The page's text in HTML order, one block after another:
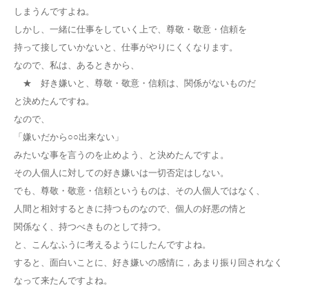
しまうんですよね。
しかし、一緒に仕事をしていく上で、尊敬・敬意・信頼を
持って接していかないと、仕事がやりにくくなります。
なので、私は、あるときから、
★ 好き嫌いと、尊敬・敬意・信頼は、関係がないものだ
と決めたんですね。
なので、
「嫌いだから○○出来ない」
みたいな事を言うのを止めよう、と決めたんですよ。
その人個人に対しての好き嫌いは一切否定はしない。
でも、尊敬・敬意・信頼というものは、その人個人ではなく、
人間と相対するときに持つものなので、個人の好悪の情と
関係なく、持つべきものとして持つ。
と、こんなふうに考えるようにしたんですよね。
すると、面白いことに、好き嫌いの感情に，あまり振り回されなく
なって来たんですよね。